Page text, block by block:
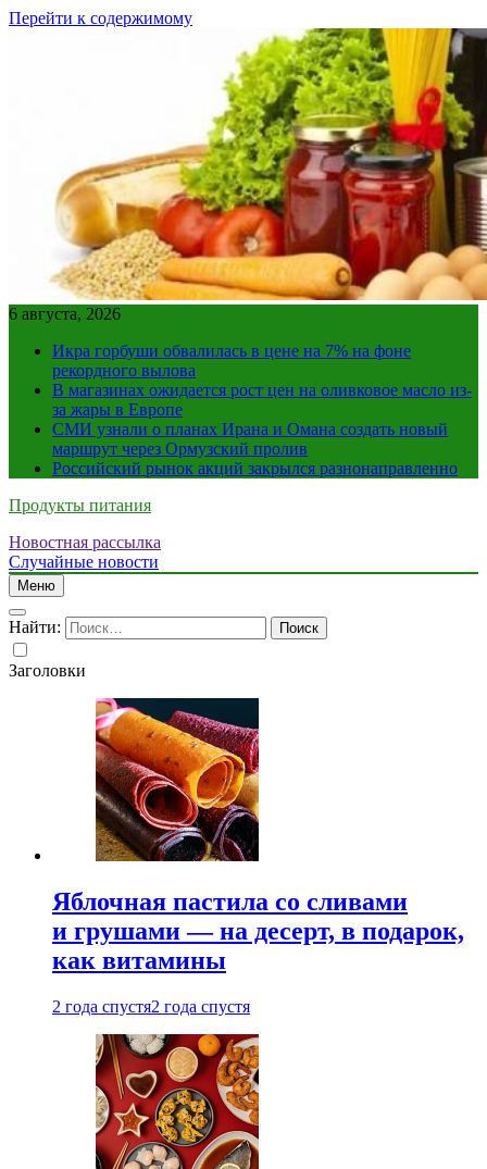
Перейти к содержимому
6 августа, 2026
Икра горбуши обвалилась в цене на 7% на фоне
рекордного вылова
В магазинах ожидается рост цен на оливковое масло из-
за жары в Европе
СМИ узнали о планах Ирана и Омана создать новый
маршрут через Ормузский пролив
Российский рынок акций закрылся разнонаправленно
Продукты питания
Новостная рассылка
Случайные новости
Меню
Найти:
Заголовки
Яблочная пастила со сливами
и грушами — на десерт, в подарок,
как витамины
2 года спустя2 года спустя